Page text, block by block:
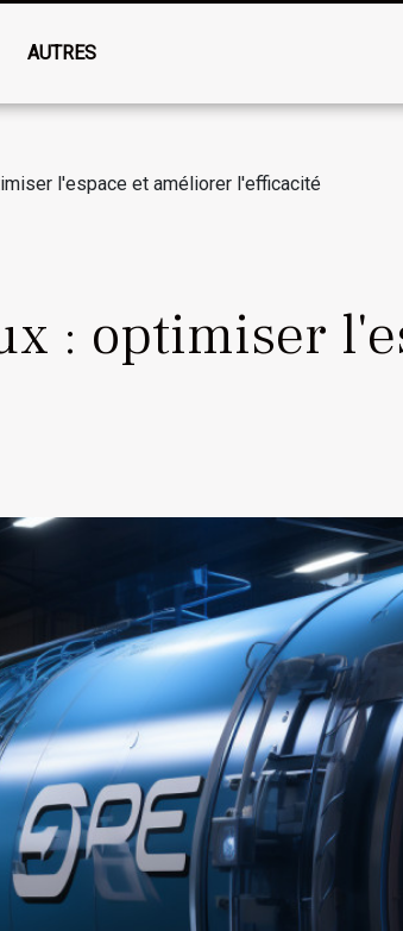
AUTRES
l'espace et améliorer l'efficacité
: optimiser